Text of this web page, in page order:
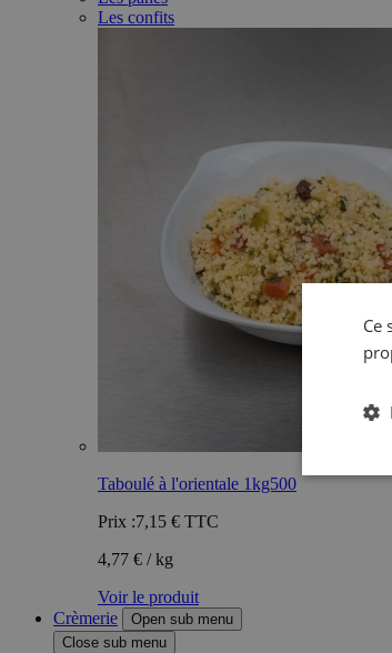
Les confits
Taboulé à l'orientale 1kg500
Prix :7,15 € TTC
4,77 € / kg
Voir le produit
Crèmerie
Open sub menu
Close sub menu
Ce